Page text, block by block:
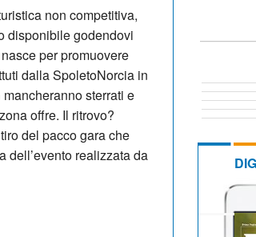
non competitiva,
disponibile godendovi
nasce per promuovere
dalla SpoletoNorcia in
sterrati e
offre. Il ritrovo?
del pacco gara che
dell’evento realizzata da